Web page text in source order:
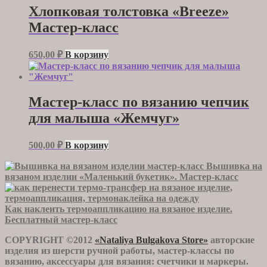
Хлопковая толстовка «Breeze»
Мастер-класс
650,00 ₽ В корзину
Мастер-класс по вязанию чепчик
для малыша «Жемчуг»
500,00 ₽ В корзину
Вышивка на
вязаном изделии «Маленький букетик». Мастер-класс
Как наклеить термоаппликацию на вязаное изделие.
Бесплатный мастер-класс
COPYRIGHT ©2012 «Nataliya Bulgakova Store» авторские
изделия из шерсти ручной работы, мастер-классы по
вязанию, аксессуары для вязания: счетчики и маркеры.